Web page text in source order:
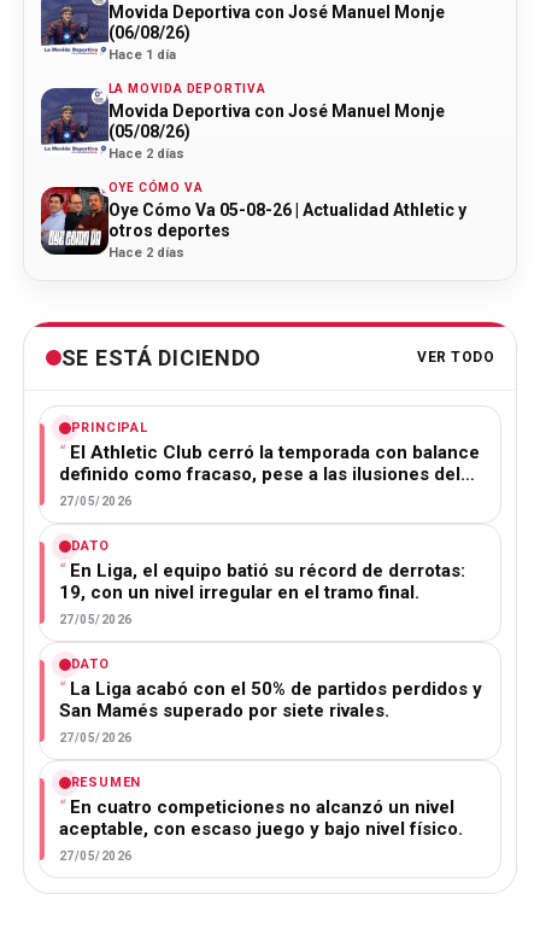
Movida Deportiva con José Manuel Monje
(06/08/26)
Hace 1 día
LA MOVIDA DEPORTIVA
Movida Deportiva con José Manuel Monje
(05/08/26)
Hace 2 días
OYE CÓMO VA
Oye Cómo Va 05-08-26 | Actualidad Athletic y
otros deportes
Hace 2 días
SE ESTÁ DICIENDO VER TODO
PRINCIPAL
El Athletic Club cerró la temporada con balance
definido como fracaso, pese a las ilusiones del…
27/05/2026
DATO
En Liga, el equipo batió su récord de derrotas:
19, con un nivel irregular en el tramo final.
27/05/2026
DATO
La Liga acabó con el 50% de partidos perdidos y
San Mamés superado por siete rivales.
27/05/2026
RESUMEN
En cuatro competiciones no alcanzó un nivel
aceptable, con escaso juego y bajo nivel físico.
27/05/2026